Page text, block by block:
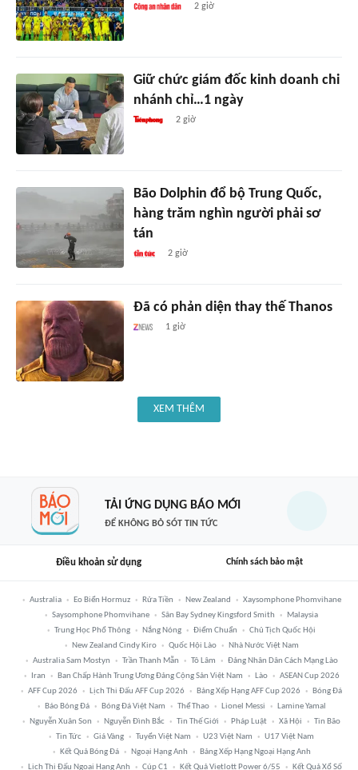
2 giờ
Giữ chức giám đốc kinh doanh chi
nhánh chỉ…1 ngày
2 giờ
Bão Dolphin đổ bộ Trung Quốc,
hàng trăm nghìn người phải sơ
tán
2 giờ
Đã có phản diện thay thế Thanos
1 giờ
XEM THÊM
TẢI ỨNG DỤNG BÁO MỚI
ĐỂ KHÔNG BỎ SÓT TIN TỨC
Điều khoản sử dụng Chính sách bảo mật
Australia Eo Biển Hormuz Rửa Tiền New Zealand
Xaysomphone Phomvihane
Saysomphone Phomvihane
Sân Bay Sydney Kingsford Smith
Malaysia
Trung Học Phổ Thông
Nắng Nóng Điểm Chuẩn
Chủ Tịch Quốc Hội
New Zealand Cindy Kiro
Quốc Hội Lào
Nhà Nước Việt Nam
Australia Sam Mostyn
Trần Thanh Mẫn Tô Lâm
Đảng Nhân Dân Cách Mạng Lào
Iran
Ban Chấp Hành Trung Ương Đảng Cộng Sản Việt Nam Lào
ASEAN Cup 2026
AFF Cup 2026
Lịch Thi Đấu AFF Cup 2026 Bảng Xếp Hạng AFF Cup 2026
Bóng Đá
Báo Bóng Đá
Bóng Đá Việt Nam Thể Thao Lionel Messi
Lamine Yamal
Nguyễn Xuân Son
Nguyễn Đình Bắc Tin Thế Giới Pháp Luật Xã Hội
Tin Bão
Tin Tức
Giá Vàng Tuyển Việt Nam U23 Việt Nam
U17 Việt Nam
Kết Quả Bóng Đá
Ngoại Hạng Anh
Bảng Xếp Hạng Ngoại Hạng Anh
Lịch Thi Đấu Ngoại Hạng Anh
Cúp C1 Kết Quả Vietlott Power 6/55 Kết Quả Xổ Số